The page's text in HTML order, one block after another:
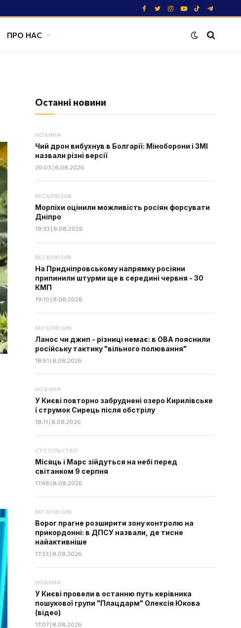
Facebook
TwitterInstagram
YouTube
TikTokTelegram
ПРО НАС
Останні новини
НОВИНИ
Чий дрон вибухнув в Болгарії: Міноборони і ЗМІ
назвали різні версії
20:03 | 8.08.2026
ЕКСКЛЮЗИВ
Морпіхи оцінили можливість росіян форсувати
Дніпро
19:33 | 8.08.2026
ЕКСКЛЮЗИВ
На Придніпровському напрямку росіяни
припинили штурми ще в середині червня - 30
КМП
19:10 | 8.08.2026
ЕКСКЛЮЗИВ
Ланос чи джип - різниці немає: в ОВА пояснили
російську тактику "вільного полювання"
18:51 | 8.08.2026
НОВИНИ
У Києві повторно забруднені озеро Кирилівське
і струмок Сирець після обстрілу
18:11 | 8.08.2026
СУСПІЛЬСТВО
Місяць і Марс зійдуться на небі перед
світанком 9 серпня
17:48 | 8.08.2026
ЕКСКЛЮЗИВ
Ворог прагне розширити зону контролю на
прикордонні: в ДПСУ назвали, де тисне
найактивніше
17:33 | 8.08.2026
НОВИНИ
У Києві провели в останню путь керівника
пошукової групи "Плацдарм" Олексія Юкова
(відео)
17:07 | 8.08.2026